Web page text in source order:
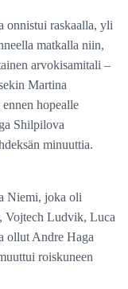
onnistui raskaalla, yli
matkalla niin,
arvokisamitali –
Martina
hopealle
Shilpilova
minuuttia.
Niemi, joka oli
Vojtech Ludvik, Luca
ollut Andre Haga
roiskuneen